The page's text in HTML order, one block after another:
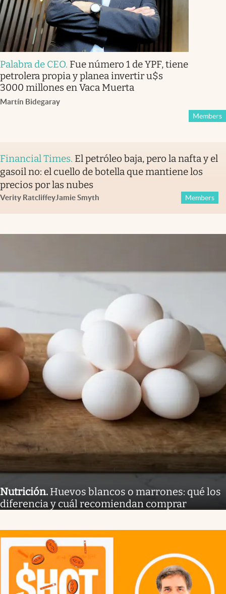
Palabra de CEO. Fue número 1 de YPF, tiene
petrolera propia y planea invertir u$s
3000 millones en Vaca Muerta
Martín Bidegaray
Members
Financial Times. El petróleo baja, pero la nafta y el
gasoil no: el cuello de botella que mantiene los
precios por las nubes
Verity RatcliffeyJamie Smyth Members
Nutrición. Huevos blancos o marrones: qué los
diferencia y cuál recomiendan comprar